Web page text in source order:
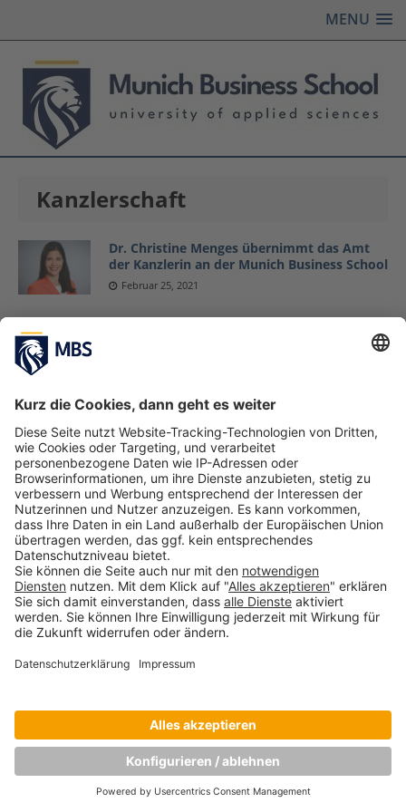
MENU
Kanzlerschaft
Dr. Christine Menges übernimmt das Amt
der Kanzlerin an der Munich Business School
Februar 25, 2021
Oktober 29, 2020
Copyright © Munich Business School